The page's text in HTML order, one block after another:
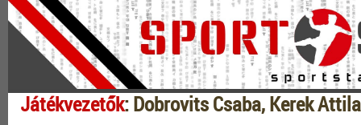
Játékvezetők: Dobrovits Csaba, Kerek Attila